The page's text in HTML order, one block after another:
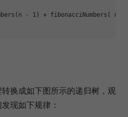
- 1 ) + fibonacciNumbers( n -
换成如下图所示的递归树，观
现如下规律：